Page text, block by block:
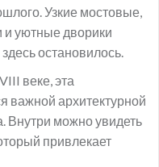
Узкие мостовые,
уютные дворики
остановилось.
веке, эта
важной архитектурной
Внутри можно увидеть
привлекает